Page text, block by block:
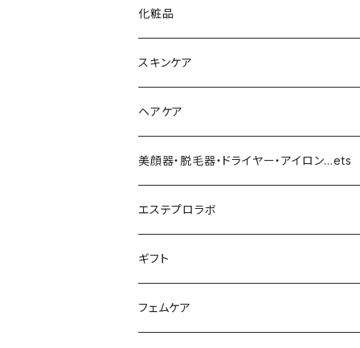
化粧品
化粧下地
ファンデーション／パウダー
クッションファンデーション
リキッドファンデ
マスカラ／眉毛／アイシャドー
リップ／チーク
アイライナー
日焼け止め
スキンケア
導入化粧水／化粧水
美容液／アイクリーム
クリーム・乳液
クレンジング／洗顔
パック
ヘアケア
ヘアシャンプー／トリートメント
つるりんちょ
ヘアケア
スタイリング剤
育毛
美顔器・脱毛器・ドライヤー・アイロン…ets
MY TREX（マイトレックス）
KINUJO （絹女）
ヤーマン
エステプロラボ
ファスティング
サプリ・ハーブティー
ギフト
【ギフトチケット】お店で使える
フェムケア